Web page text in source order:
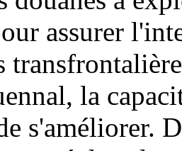
assurer
la
s'améliorer.